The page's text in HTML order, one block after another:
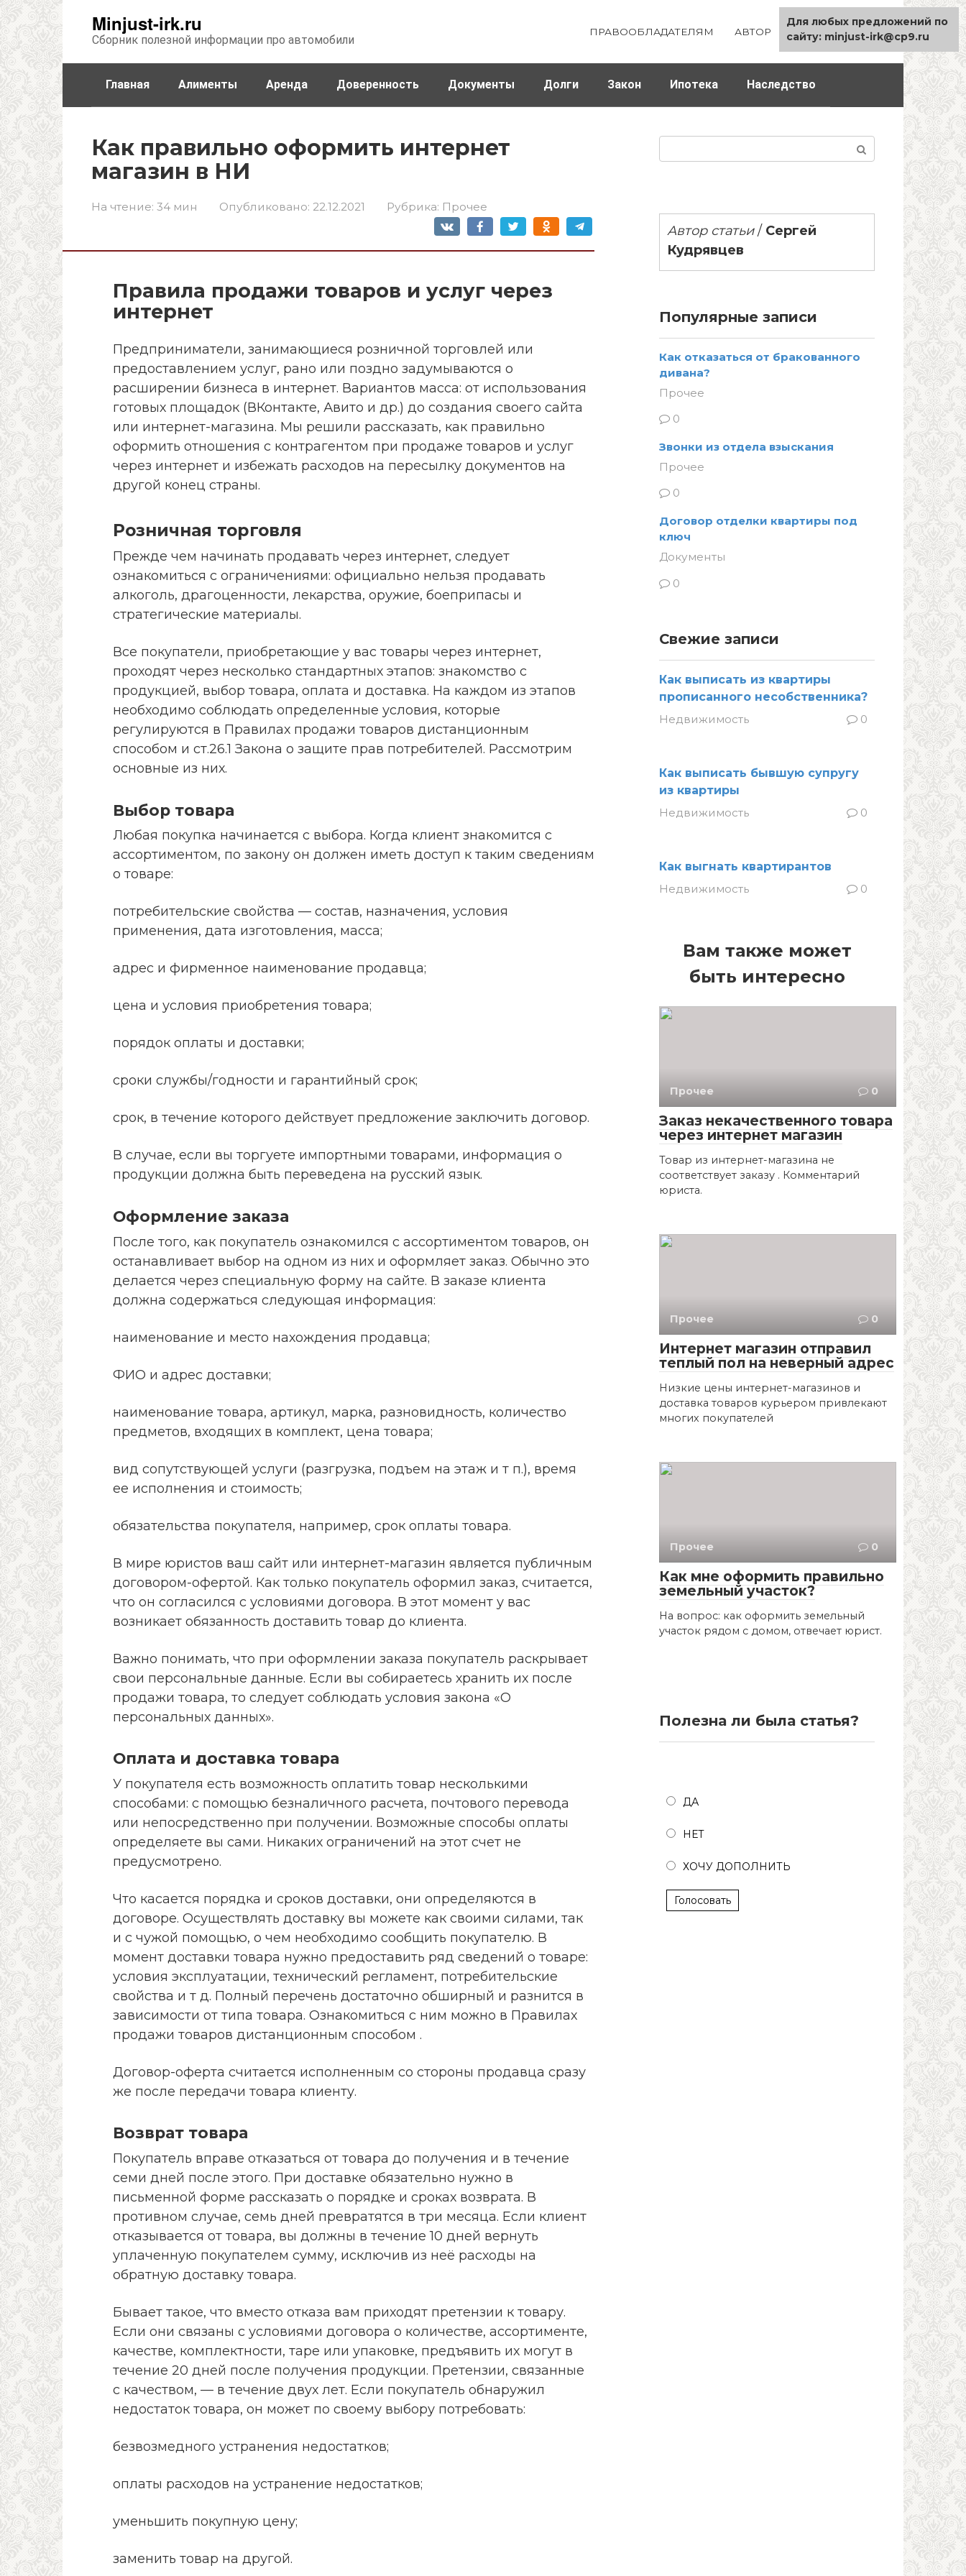
Minjust-irk.ru
Сборник полезной информации про автомобили
ПРАВООБЛАДАТЕЛЯМ АВТОР КАРТА САЙТА
Главная Алименты Аренда Доверенность Документы Долги Закон Ипотека Наследство
Как правильно оформить интернет
магазин в НИ
На чтение: 34 мин Опубликовано: 22.12.2021 Рубрика: Прочее
Правила продажи товаров и услуг через
интернет
Предприниматели, занимающиеся розничной торговлей или
предоставлением услуг, рано или поздно задумываются о
расширении бизнеса в интернет. Вариантов масса: от использования
готовых площадок (ВКонтакте, Авито и др.) до создания своего сайта
или интернет-магазина. Мы решили рассказать, как правильно
оформить отношения с контрагентом при продаже товаров и услуг
через интернет и избежать расходов на пересылку документов на
другой конец страны.
Розничная торговля
Прежде чем начинать продавать через интернет, следует
ознакомиться с ограничениями: официально нельзя продавать
алкоголь, драгоценности, лекарства, оружие, боеприпасы и
стратегические материалы.
Все покупатели, приобретающие у вас товары через интернет,
проходят через несколько стандартных этапов: знакомство с
продукцией, выбор товара, оплата и доставка. На каждом из этапов
необходимо соблюдать определенные условия, которые
регулируются в Правилах продажи товаров дистанционным
способом и ст.26.1 Закона о защите прав потребителей. Рассмотрим
основные из них.
Выбор товара
Любая покупка начинается с выбора. Когда клиент знакомится с
ассортиментом, по закону он должен иметь доступ к таким сведениям
о товаре:
потребительские свойства — состав, назначения, условия
применения, дата изготовления, масса;
адрес и фирменное наименование продавца;
цена и условия приобретения товара;
порядок оплаты и доставки;
сроки службы/годности и гарантийный срок;
срок, в течение которого действует предложение заключить договор.
В случае, если вы торгуете импортными товарами, информация о
продукции должна быть переведена на русский язык.
Оформление заказа
После того, как покупатель ознакомился с ассортиментом товаров, он
останавливает выбор на одном из них и оформляет заказ. Обычно это
делается через специальную форму на сайте. В заказе клиента
должна содержаться следующая информация:
наименование и место нахождения продавца;
ФИО и адрес доставки;
наименование товара, артикул, марка, разновидность, количество
предметов, входящих в комплект, цена товара;
вид сопутствующей услуги (разгрузка, подъем на этаж и т п.), время
ее исполнения и стоимость;
обязательства покупателя, например, срок оплаты товара.
В мире юристов ваш сайт или интернет-магазин является публичным
договором-офертой. Как только покупатель оформил заказ, считается,
что он согласился с условиями договора. В этот момент у вас
возникает обязанность доставить товар до клиента.
Важно понимать, что при оформлении заказа покупатель раскрывает
свои персональные данные. Если вы собираетесь хранить их после
продажи товара, то следует соблюдать условия закона «О
персональных данных».
Оплата и доставка товара
У покупателя есть возможность оплатить товар несколькими
способами: с помощью безналичного расчета, почтового перевода
или непосредственно при получении. Возможные способы оплаты
определяете вы сами. Никаких ограничений на этот счет не
предусмотрено.
Что касается порядка и сроков доставки, они определяются в
договоре. Осуществлять доставку вы можете как своими силами, так
и с чужой помощью, о чем необходимо сообщить покупателю. В
момент доставки товара нужно предоставить ряд сведений о товаре:
условия эксплуатации, технический регламент, потребительские
свойства и т д. Полный перечень достаточно обширный и разнится в
зависимости от типа товара. Ознакомиться с ним можно в Правилах
продажи товаров дистанционным способом .
Договор-оферта считается исполненным со стороны продавца сразу
же после передачи товара клиенту.
Возврат товара
Покупатель вправе отказаться от товара до получения и в течение
семи дней после этого. При доставке обязательно нужно в
письменной форме рассказать о порядке и сроках возврата. В
противном случае, семь дней превратятся в три месяца. Если клиент
отказывается от товара, вы должны в течение 10 дней вернуть
уплаченную покупателем сумму, исключив из неё расходы на
обратную доставку товара.
Бывает такое, что вместо отказа вам приходят претензии к товару.
Если они связаны с условиями договора о количестве, ассортименте,
качестве, комплектности, таре или упаковке, предъявить их могут в
течение 20 дней после получения продукции. Претензии, связанные
с качеством, — в течение двух лет. Если покупатель обнаружил
недостаток товара, он может по своему выбору потребовать:
безвозмедного устранения недостатков;
оплаты расходов на устранение недостатков;
уменьшить покупную цену;
заменить товар на другой.
Автор статьи/ Сергей
Кудрявцев
Популярные записи
Как отказаться от бракованного
дивана?
Прочее
0
Звонки из отдела взыскания
Прочее
0
Договор отделки квартиры под
ключ
Документы
0
Свежие записи
Как выписать из квартиры
прописанного несобственника?
Недвижимость
0
Как выписать бывшую супругу
из квартиры
Недвижимость
0
Как выгнать квартирантов
Недвижимость
0
Вам также может
быть интересно
Прочее 0
Заказ некачественного товара
через интернет магазин
Товар из интернет-магазина не
соответствует заказу . Комментарий
юриста.
Прочее 0
Интернет магазин отправил
теплый пол на неверный адрес
Низкие цены интернет-магазинов и
доставка товаров курьером привлекают
многих покупателей
Прочее 0
Как мне оформить правильно
земельный участок?
На вопрос: как оформить земельный
участок рядом с домом, отвечает юрист.
Полезна ли была статья?
ДА
НЕТ
ХОЧУ ДОПОЛНИТЬ
Голосовать
Для любых предложений по
сайту: minjust-irk@cp9.ru